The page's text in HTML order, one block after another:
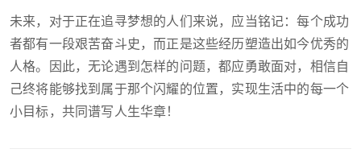
未来，对于正在追寻梦想的人们来说，应当铭记：每个成功
者都有一段艰苦奋斗史，而正是这些经历塑造出如今优秀的
人格。因此，无论遇到怎样的问题，都应勇敢面对，相信自
己终将能够找到属于那个闪耀的位置，实现生活中的每一个
小目标，共同谱写人生华章！